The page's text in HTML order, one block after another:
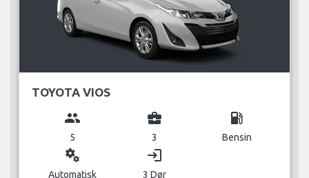
TOYOTA VIOS
group
5
business_center
3
local_gas_station
Bensin
miscellaneous_services
Automatisk
login
3 Dør